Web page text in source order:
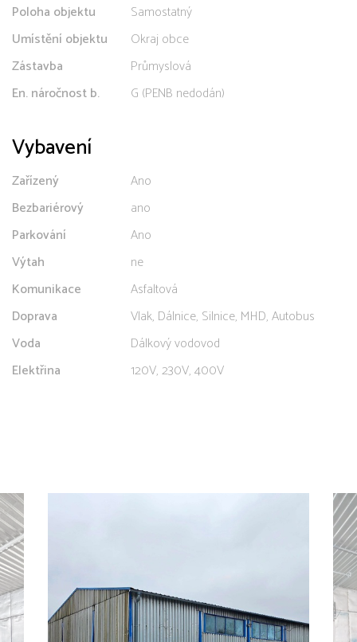
Poloha objektu
Samostatný
Umístění objektu
Okraj obce
Zástavba
Průmyslová
En. náročnost b.
G (PENB nedodán)
Vybavení
Zařízený
Ano
Bezbariérový
ano
Parkování
Ano
Výtah
ne
Komunikace
Asfaltová
Doprava
Vlak, Dálnice, Silnice, MHD, Autobus
Voda
Dálkový vodovod
Elektřina
120V, 230V, 400V